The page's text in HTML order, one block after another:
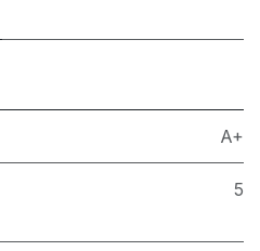
A+
5